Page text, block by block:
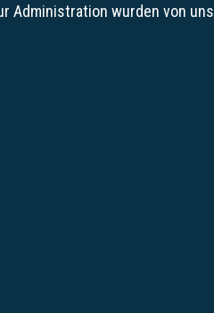
Administration wurden von uns